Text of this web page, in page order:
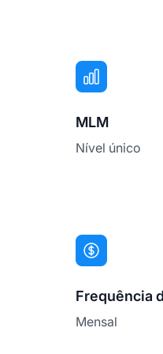
MLM
Nível único
Frequência
Mensal